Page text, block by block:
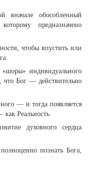
вначале обособленный
предназначено
чтобы впустить или
«шоры» индивидуального
Бог — действительно
— и тогда появляется
как Реальность.
духовного сердца
познать Бога,